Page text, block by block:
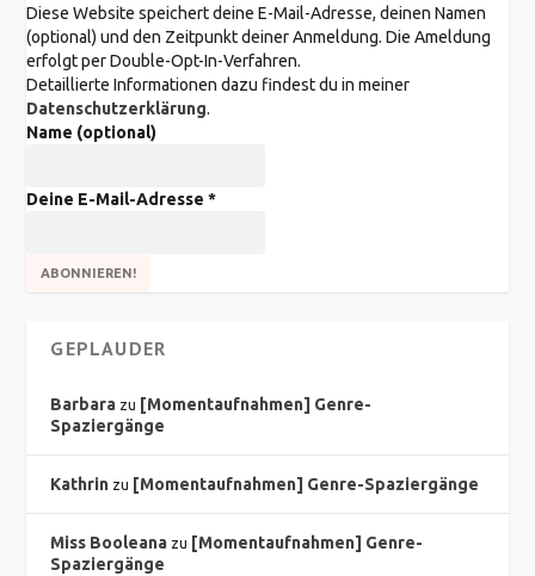
Diese Website speichert deine E-Mail-Adresse, deinen Namen
(optional) und den Zeitpunkt deiner Anmeldung. Die Ameldung
erfolgt per Double-Opt-In-Verfahren.
Detaillierte Informationen dazu findest du in meiner
Datenschutzerklärung.
Name (optional)
Deine E-Mail-Adresse*
GEPLAUDER
Barbara zu [Momentaufnahmen] Genre-
Spaziergänge
Kathrin zu [Momentaufnahmen] Genre-Spaziergänge
Miss Booleana zu [Momentaufnahmen] Genre-
Spaziergänge